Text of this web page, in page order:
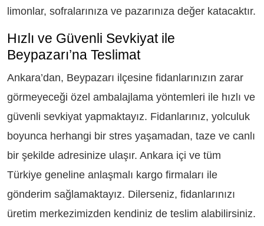
limonlar, sofralarınıza ve pazarınıza değer katacaktır.
Hızlı ve Güvenli Sevkiyat ile
Beypazarı’na Teslimat
Ankara’dan, Beypazarı ilçesine fidanlarınızın zarar
görmeyeceği özel ambalajlama yöntemleri ile hızlı ve
güvenli sevkiyat yapmaktayız. Fidanlarınız, yolculuk
boyunca herhangi bir stres yaşamadan, taze ve canlı
bir şekilde adresinize ulaşır. Ankara içi ve tüm
Türkiye geneline anlaşmalı kargo firmaları ile
gönderim sağlamaktayız. Dilerseniz, fidanlarınızı
üretim merkezimizden kendiniz de teslim alabilirsiniz.